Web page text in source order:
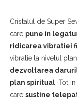
Cristalul de Super
care pune in
ridicarea vibratiei
vibratie la nivelul
dezvoltarea
plan spiritual . Tot
care sustine